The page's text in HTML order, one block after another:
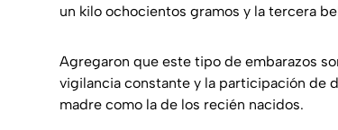
un kilo ochocientos gramos y la tercera
Agregaron que este tipo de embarazos
vigilancia constante y la participación de
madre como la de los recién nacidos.